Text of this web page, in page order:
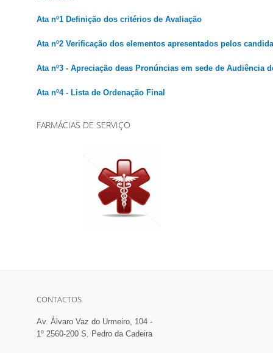
Ata nº1 Definição dos critérios de Avaliação
Ata nº2 Verificação dos elementos apresentados pelos
Ata nº3 - Apreciação deas Pronúncias em sede de Audiência
Ata nº4 - Lista de Ordenação Final
FARMÁCIAS DE SERVIÇO
CONTACTOS
Av. Álvaro Vaz do Urmeiro, 104 -
1º 2560-200 S. Pedro da Cadeira